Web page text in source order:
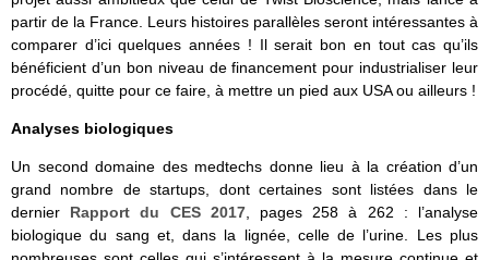
partir de la France. Leurs histoires parallèles seront intéressantes à
comparer d’ici quelques années ! Il serait bon en tout cas qu’ils
bénéficient d’un bon niveau de financement pour industrialiser leur
procédé, quitte pour ce faire, à mettre un pied aux USA ou ailleurs !
Analyses biologiques
Un second domaine des medtechs donne lieu à la création d’un
grand nombre de startups, dont certaines sont listées dans le
dernier Rapport du CES 2017, pages 258 à 262 : l’analyse
biologique du sang et, dans la lignée, celle de l’urine. Les plus